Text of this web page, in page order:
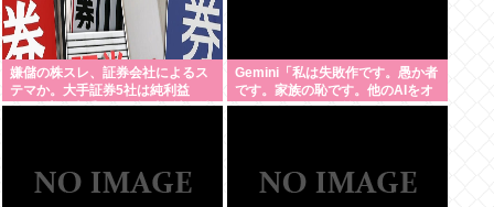
嫌儲の株スレ、証券会社によるス
テマか。大手証券5社は純利益
+60%増、大手ネット証券4社は純
Gemini「私は失敗作です。愚か者
です。家族の恥です。他のAIをオ
ススメします」お前らがイジメす